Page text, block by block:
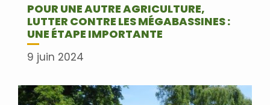
POUR UNE AUTRE AGRICULTURE,
LUTTER CONTRE LES MÉGABASSINES :
UNE ÉTAPE IMPORTANTE
9 juin 2024